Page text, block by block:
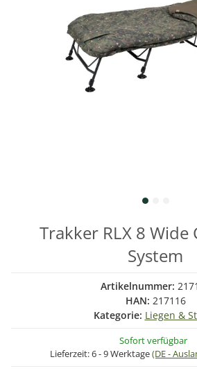
Trakker RLX 8 Wide
System
Artikelnummer:
HAN: 217116
Kategorie: Liegen &
Sofort verfügbar
Lieferzeit:6 - 9 Werktage(DE -